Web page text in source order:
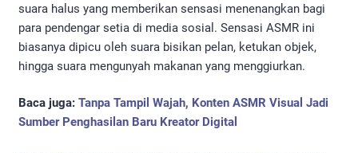
suara halus yang memberikan sensasi menenangkan bagi
para pendengar setia di media sosial. Sensasi ASMR ini
biasanya dipicu oleh suara bisikan pelan, ketukan objek,
hingga suara mengunyah makanan yang menggiurkan.
Baca juga: Tanpa Tampil Wajah, Konten ASMR Visual Jadi
Sumber Penghasilan Baru Kreator Digital